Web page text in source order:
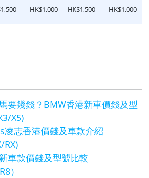
HK$1,000 HK$1,500 HK$1,000
要幾錢？BMW香港新車價錢及型
X5)
凌志香港價錢及車款介紹
RX)
車款價錢及型號比較
）